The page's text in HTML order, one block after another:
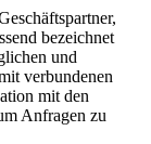
bezeichnet
und
verbundenen
mit den
Anfragen zu